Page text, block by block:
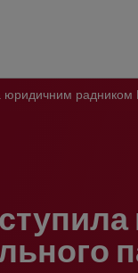
юридичним